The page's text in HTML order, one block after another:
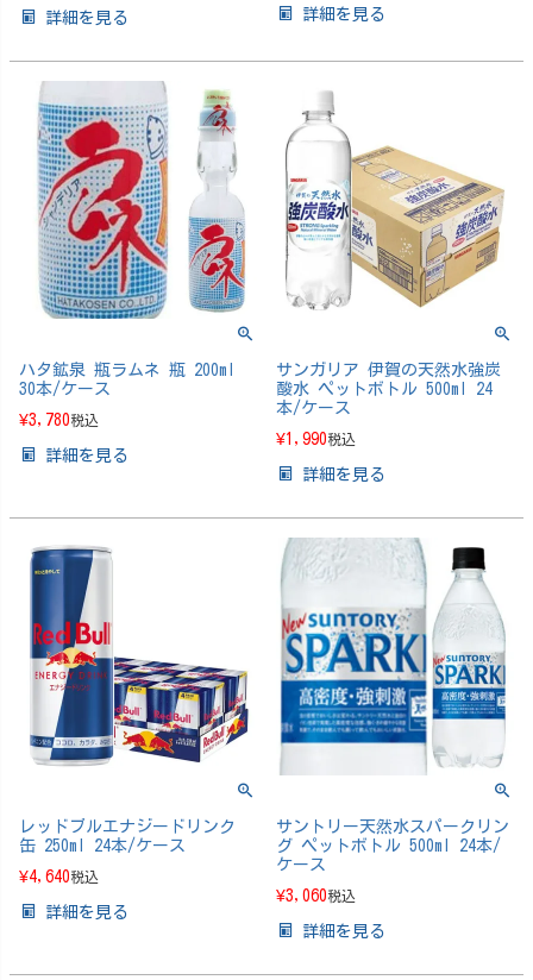
詳細を見る 詳細を見る
ハタ鉱泉 瓶ラムネ 瓶 200ml
30本/ケース
¥3,780税込
詳細を見る
サンガリア 伊賀の天然水強炭
酸水 ペットボトル 500ml 24
本/ケース
¥1,990税込
詳細を見る
レッドブルエナジードリンク
缶 250ml 24本/ケース
¥4,640税込
詳細を見る
サントリー天然水スパークリン
グ ペットボトル 500ml 24本/
ケース
¥3,060税込
詳細を見る